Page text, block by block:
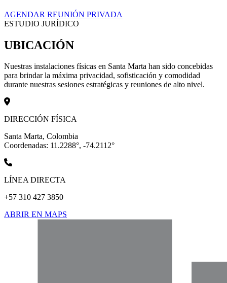
AGENDAR REUNIÓN PRIVADA
ESTUDIO JURÍDICO
UBICACIÓN
Nuestras instalaciones físicas en Santa Marta han sido concebidas
para brindar la máxima privacidad, sofisticación y comodidad
durante nuestras sesiones estratégicas y reuniones de alto nivel.
DIRECCIÓN FÍSICA
Santa Marta, Colombia
Coordenadas: 11.2288°, -74.2112°
LÍNEA DIRECTA
+57 310 427 3850
ABRIR EN MAPS